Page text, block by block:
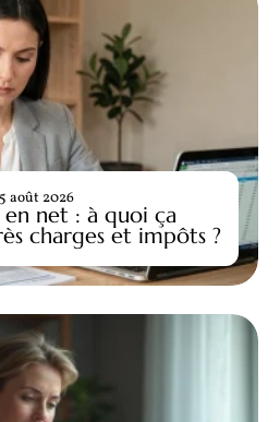
net : à quoi ça
charges et impôts ?
5 août 2026